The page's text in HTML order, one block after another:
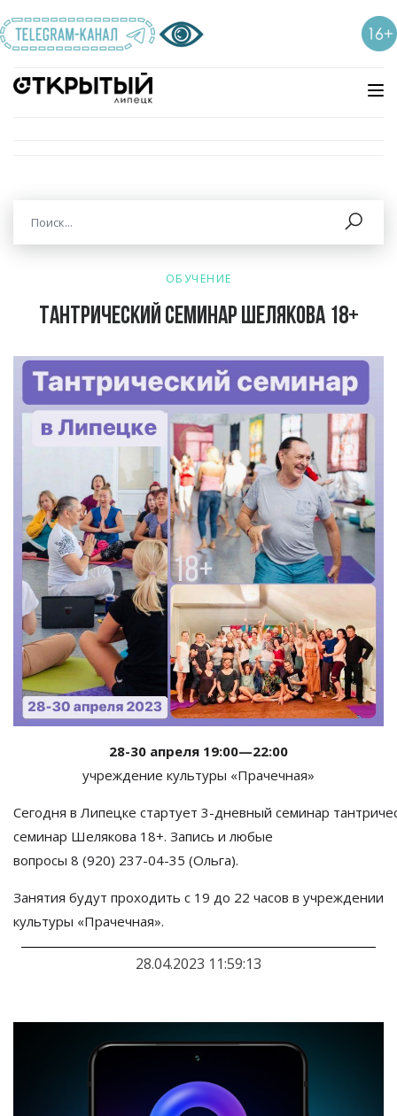
ОБУЧЕНИЕ
Тантрический семинар Шелякова 18+
28-30 апреля 19:00—22:00
учреждение культуры «Прачечная»
Сегодня в Липецке стартует 3-дневный семинар
семинар Шелякова 18+. Запись и любые
вопросы 8 (920) 237-04-35 (Ольга).
Занятия будут проходить с 19 до 22 часов в учреждении
культуры «Прачечная».
28.04.2023 11:59:13